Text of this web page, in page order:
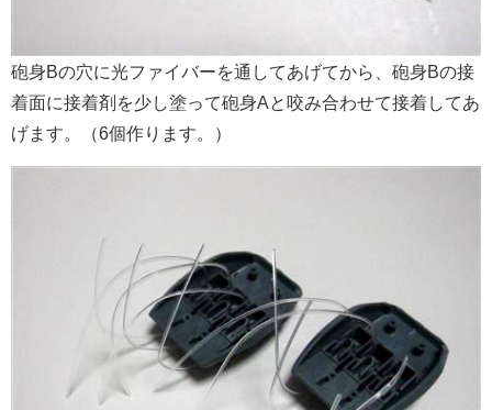
砲身Bの穴に光ファイバーを通してあげてから、砲身Bの接
着面に接着剤を少し塗って砲身Aと咬み合わせて接着してあ
げます。（6個作ります。）